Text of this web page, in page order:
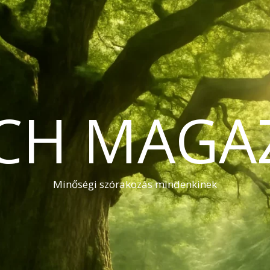
Minőségi szórakozás mindenkinek